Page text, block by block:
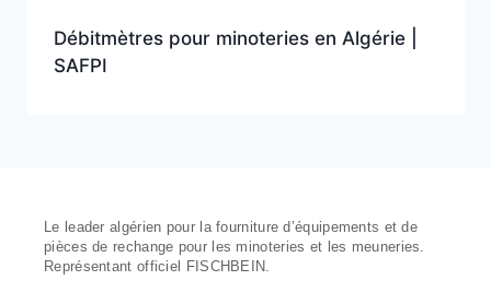
Débitmètres pour minoteries en Algérie |
SAFPI
Le leader algérien pour la fourniture d’équipements et de
pièces de rechange pour les minoteries et les meuneries.
Représentant officiel FISCHBEIN.